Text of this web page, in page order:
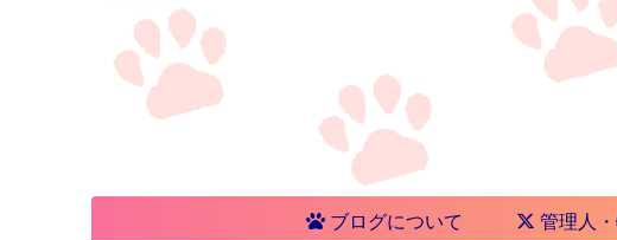
ブログについて 管理人